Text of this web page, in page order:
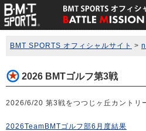
BMT SPORTS オフィシャルサイト >
2026 BMTゴルフ第3戦
2026/6/20 第3戦をつつじヶ丘カントリ
2026TeamBMTゴルフ部6月度結果